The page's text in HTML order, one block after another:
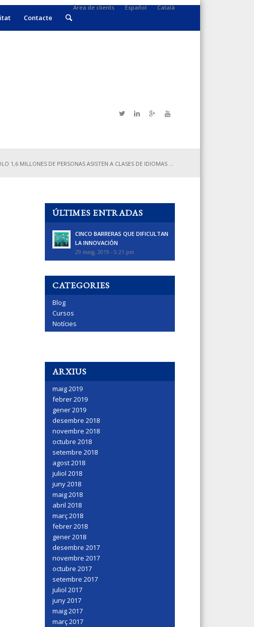
Àrea de clients Español Català
Contacte
1,6 MILLONES DE PERSONAS ASISTEN A CLASES DE IDIOMAS ...
ÚLTIMES ENTRADAS
CINCO BARRERAS QUE DIFICULTAN
LA INNOVACIÓN
29 maig, 2019 - 5:21 pm
CATEGORIES
Blog
Cursos
Notícies
ARXIUS
maig 2019
febrer 2019
gener 2019
desembre 2018
novembre 2018
octubre 2018
setembre 2018
agost 2018
juliol 2018
juny 2018
maig 2018
abril 2018
març 2018
febrer 2018
gener 2018
desembre 2017
novembre 2017
octubre 2017
setembre 2017
juliol 2017
juny 2017
maig 2017
març 2017